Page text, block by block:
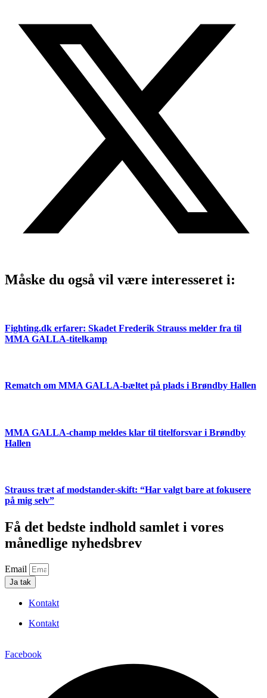
Måske du også vil være interesseret i:
Fighting.dk erfarer: Skadet Frederik Strauss melder fra til
MMA GALLA-titelkamp
Rematch om MMA GALLA-bæltet på plads i Brøndby Hallen
MMA GALLA-champ meldes klar til titelforsvar i Brøndby
Hallen
Strauss træt af modstander-skift: “Har valgt bare at fokusere
på mig selv”
Få det bedste indhold samlet i vores
månedlige nyhedsbrev
Email
Ja tak
Kontakt
Kontakt
Facebook